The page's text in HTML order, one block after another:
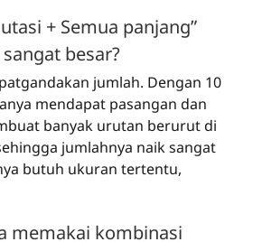
+ Semua panjang”
besar?
jumlah. Dengan 10
mendapat pasangan dan
banyak urutan berurut di
jumlahnya naik sangat
butuh ukuran tertentu,
memakai kombinasi